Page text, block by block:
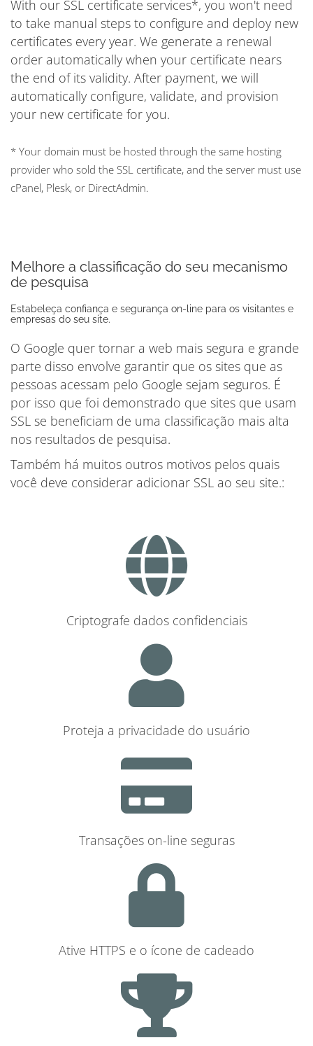
With our SSL certificate services*, you won't need
to take manual steps to configure and deploy new
certificates every year. We generate a renewal
order automatically when your certificate nears
the end of its validity. After payment, we will
automatically configure, validate, and provision
your new certificate for you.
* Your domain must be hosted through the same hosting
provider who sold the SSL certificate, and the server must use
cPanel, Plesk, or DirectAdmin.
Melhore a classificação do seu mecanismo
de pesquisa
Estabeleça confiança e segurança on-line para os visitantes e
empresas do seu site.
O Google quer tornar a web mais segura e grande
parte disso envolve garantir que os sites que as
pessoas acessam pelo Google sejam seguros. É
por isso que foi demonstrado que sites que usam
SSL se beneficiam de uma classificação mais alta
nos resultados de pesquisa.
Também há muitos outros motivos pelos quais
você deve considerar adicionar SSL ao seu site.:
Criptografe dados confidenciais
Proteja a privacidade do usuário
Transações on-line seguras
Ative HTTPS e o ícone de cadeado